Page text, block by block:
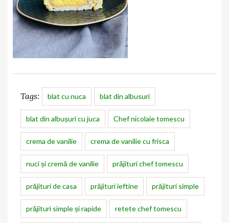
Tags: blat cu nuca blat din albusuri
blat din albușuri cu juca Chef nicolaie tomescu
crema de vanilie crema de vanilie cu frisca
nuci și cremă de vanilie prăjituri chef tomescu
prăjituri de casa prăjituri ieftine prăjituri simple
prăjituri simple și rapide retete chef tomescu